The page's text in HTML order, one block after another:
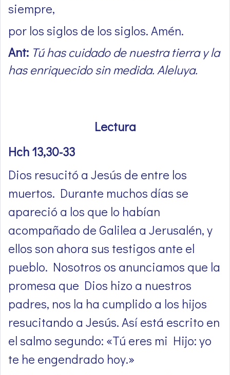
siempre,
por los siglos de los siglos. Amén.
Ant: Tú has cuidado de nuestra tierra y la
has enriquecido sin medida. Aleluya.
Lectura
Hch 13,30-33
Dios resucitó a Jesús de entre los
muertos. Durante muchos días se
apareció a los que lo habían
acompañado de Galilea a Jerusalén, y
ellos son ahora sus testigos ante el
pueblo. Nosotros os anunciamos que la
promesa que Dios hizo a nuestros
padres, nos la ha cumplido a los hijos
resucitando a Jesús. Así está escrito en
el salmo segundo: «Tú eres mi Hijo: yo
te he engendrado hoy.»